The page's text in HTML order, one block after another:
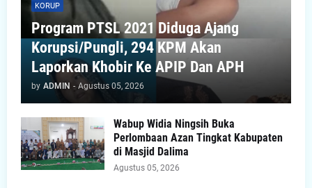
KORUP
Program PTSL 2021 Diduga Ajang
Korupsi/Pungli, 294 KPM Akan
Laporkan Khobir Ke APIP Dan APH
by ADMIN - Agustus 05, 2026
Wabup Widia Ningsih Buka
Perlombaan Azan Tingkat Kabupaten
di Masjid Dalima
Agustus 05, 2026